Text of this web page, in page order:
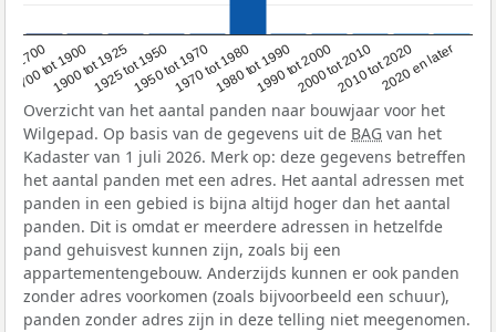
1700
1700 tot 1900
1900 tot 19251925 tot 19501950 tot 19701970 tot 19801980 tot 19901990 tot 20002000 tot 20102010 tot 20202020 en later
Overzicht van het aantal panden naar bouwjaar voor het
Wilgepad. Op basis van de gegevens uit de BAG van het
Kadaster van 1 juli 2026. Merk op: deze gegevens betreffen
het aantal panden met een adres. Het aantal adressen met
panden in een gebied is bijna altijd hoger dan het aantal
panden. Dit is omdat er meerdere adressen in hetzelfde
pand gehuisvest kunnen zijn, zoals bij een
appartementengebouw. Anderzijds kunnen er ook panden
zonder adres voorkomen (zoals bijvoorbeeld een schuur),
panden zonder adres zijn in deze telling niet meegenomen.